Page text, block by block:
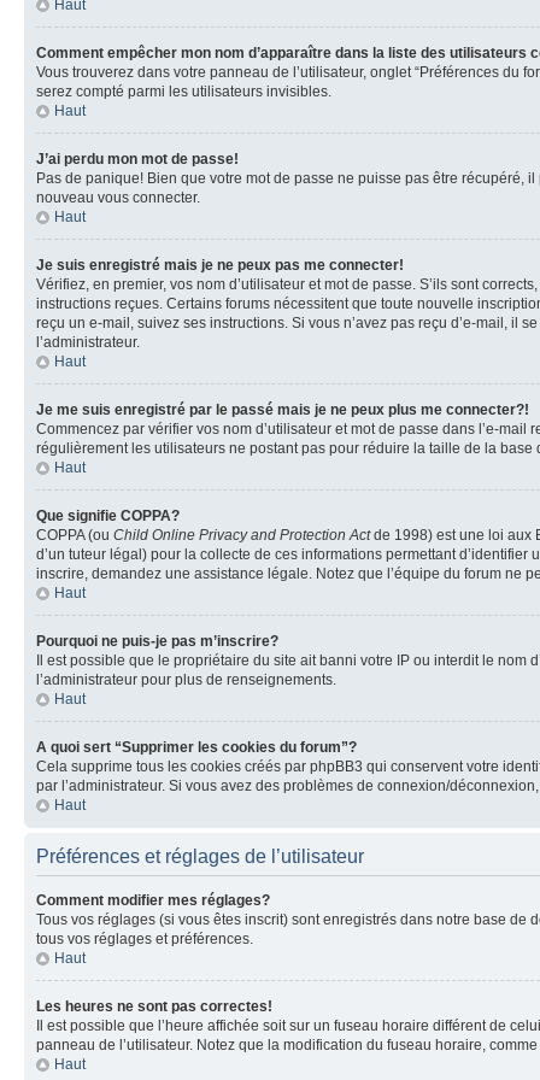
Haut
Comment empêcher mon nom d’apparaître dans la liste des utilisateurs
Vous trouverez dans votre panneau de l’utilisateur, onglet “Préférences du
serez compté parmi les utilisateurs invisibles.
Haut
J’ai perdu mon mot de passe!
Pas de panique! Bien que votre mot de passe ne puisse pas être
nouveau vous connecter.
Haut
Je suis enregistré mais je ne peux pas me connecter!
Vérifiez, en premier, vos nom d’utilisateur et mot de passe. S’ils sont
instructions reçues. Certains forums nécessitent que toute nouvelle
reçu un e-mail, suivez ses instructions. Si vous n’avez pas reçu d’e-mail, il
l’administrateur.
Haut
Je me suis enregistré par le passé mais je ne peux plus me connecter?!
Commencez par vérifier vos nom d’utilisateur et mot de passe dans l’e-
régulièrement les utilisateurs ne postant pas pour réduire la taille de la
Haut
Que signifie COPPA?
COPPA (ou Child Online Privacy and Protection Actde 1998) est une loi aux
d’un tuteur légal) pour la collecte de ces informations permettant
inscrire, demandez une assistance légale. Notez que l’équipe du forum ne
Haut
Pourquoi ne puis-je pas m’inscrire?
Il est possible que le propriétaire du site ait banni votre IP ou interdit le
l’administrateur pour plus de renseignements.
Haut
A quoi sert “Supprimer les cookies du forum”?
Cela supprime tous les cookies créés par phpBB3 qui conservent votre
par l’administrateur. Si vous avez des problèmes de connexion/
Haut
Préférences et réglages de l’utilisateur
Comment modifier mes réglages?
Tous vos réglages (si vous êtes inscrit) sont enregistrés dans notre base de
tous vos réglages et préférences.
Haut
Les heures ne sont pas correctes!
Il est possible que l’heure affichée soit sur un fuseau horaire différent de
panneau de l’utilisateur. Notez que la modification du fuseau horaire,
Haut